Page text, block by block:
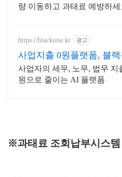
량 이동하고 과태료 예방하세
https://blackone.kr 광고
사업지출 0원플랫폼, 블랙
사업자의 세무, 노무, 법무 지
원으로 줄이는 AI 플랫폼
※과태료 조회납부시스템